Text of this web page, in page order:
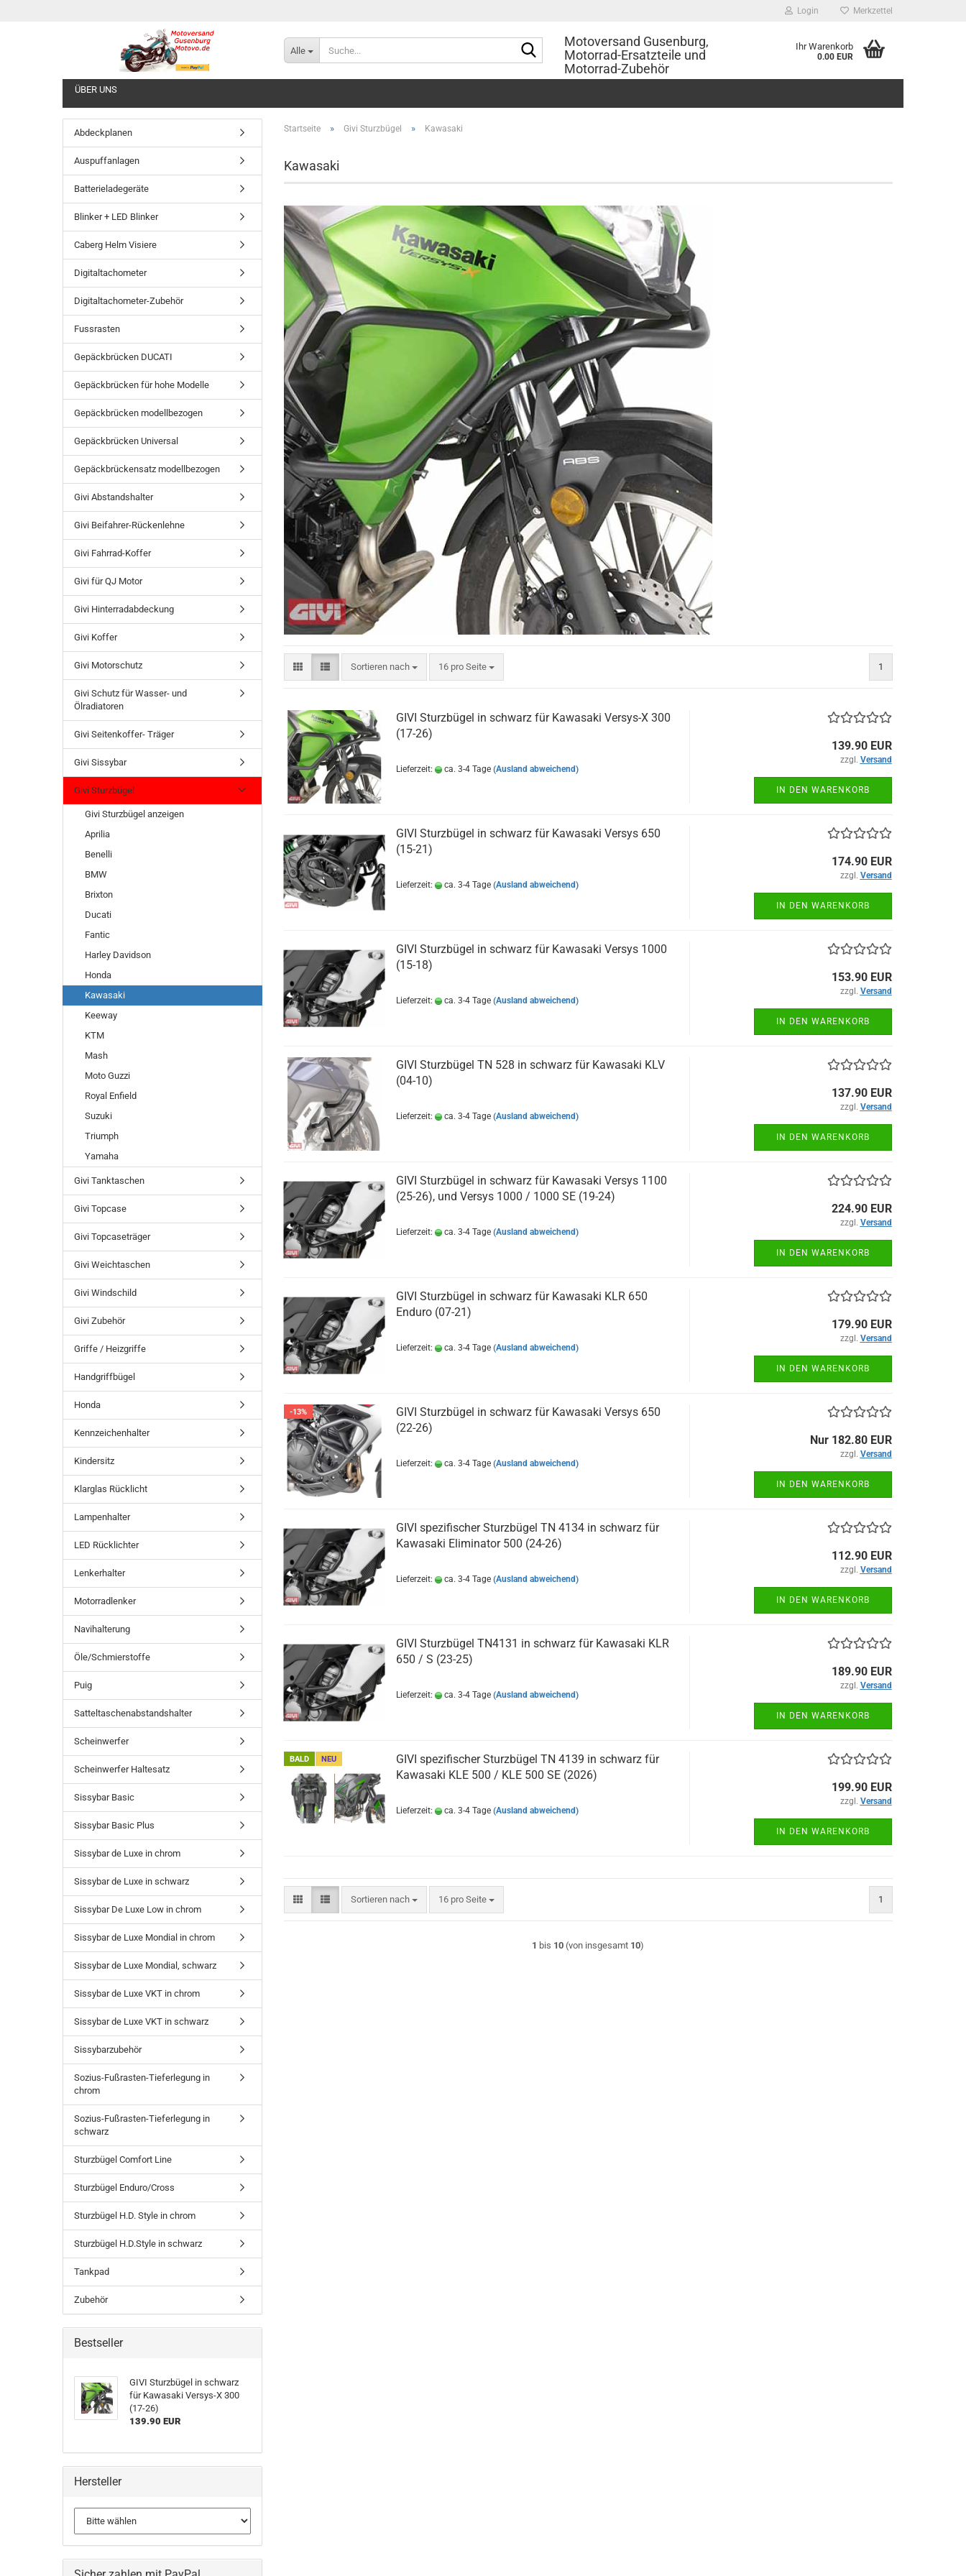
Login Merkzettel
Alle
Suche...Motoversand Gusenburg,
Motorrad-Ersatzteile und
Motorrad-Zubehör
Ihr Warenkorb
0.00 EUR
ÜBER UNS
Startseite » Givi Sturzbügel » Kawasaki
Kawasaki
Sortieren nach
Sortieren nach 16 pro Seite
pro Seite 1
GIVI Sturzbügel in schwarz für Kawasaki Versys-X 300
(17-26)
Lieferzeit: ca. 3-4 Tage (Ausland abweichend)
139.90 EUR
zzgl. Versand
IN DEN WARENKORB
GIVI Sturzbügel in schwarz für Kawasaki Versys 650
(15-21)
Lieferzeit: ca. 3-4 Tage (Ausland abweichend)
174.90 EUR
zzgl. Versand
IN DEN WARENKORB
GIVI Sturzbügel in schwarz für Kawasaki Versys 1000
(15-18)
Lieferzeit: ca. 3-4 Tage (Ausland abweichend)
153.90 EUR
zzgl. Versand
IN DEN WARENKORB
GIVI Sturzbügel TN 528 in schwarz für Kawasaki KLV
(04-10)
Lieferzeit: ca. 3-4 Tage (Ausland abweichend)
137.90 EUR
zzgl. Versand
IN DEN WARENKORB
GIVI Sturzbügel in schwarz für Kawasaki Versys 1100
(25-26), und Versys 1000 / 1000 SE (19-24)
Lieferzeit: ca. 3-4 Tage (Ausland abweichend)
224.90 EUR
zzgl. Versand
IN DEN WARENKORB
GIVI Sturzbügel in schwarz für Kawasaki KLR 650
Enduro (07-21)
Lieferzeit: ca. 3-4 Tage (Ausland abweichend)
179.90 EUR
zzgl. Versand
IN DEN WARENKORB
-13%
GIVI Sturzbügel in schwarz für Kawasaki Versys 650
(22-26)
Lieferzeit: ca. 3-4 Tage (Ausland abweichend)
Nur 182.80 EUR
zzgl. Versand
IN DEN WARENKORB
GIVI spezifischer Sturzbügel TN 4134 in schwarz für
Kawasaki Eliminator 500 (24-26)
Lieferzeit: ca. 3-4 Tage (Ausland abweichend)
112.90 EUR
zzgl. Versand
IN DEN WARENKORB
GIVI Sturzbügel TN4131 in schwarz für Kawasaki KLR
650 / S (23-25)
Lieferzeit: ca. 3-4 Tage (Ausland abweichend)
189.90 EUR
zzgl. Versand
IN DEN WARENKORB
BALD NEU
GIVI spezifischer Sturzbügel TN 4139 in schwarz für
Kawasaki KLE 500 / KLE 500 SE (2026)
Lieferzeit: ca. 3-4 Tage (Ausland abweichend)
199.90 EUR
zzgl. Versand
IN DEN WARENKORB
Sortieren nach
Sortieren nach 16 pro Seite
pro Seite 1
1 bis 10 (von insgesamt 10)
Abdeckplanen
Auspuffanlagen
Batterieladegeräte
Blinker + LED Blinker
Caberg Helm Visiere
Digitaltachometer
Digitaltachometer-Zubehör
Fussrasten
Gepäckbrücken DUCATI
Gepäckbrücken für hohe Modelle
Gepäckbrücken modellbezogen
Gepäckbrücken Universal
Gepäckbrückensatz modellbezogen
Givi Abstandshalter
Givi Beifahrer-Rückenlehne
Givi Fahrrad-Koffer
Givi für QJ Motor
Givi Hinterradabdeckung
Givi Koffer
Givi Motorschutz
Givi Schutz für Wasser- und
Ölradiatoren
Givi Seitenkoffer- Träger
Givi Sissybar
Givi Sturzbügel
Givi Sturzbügel anzeigen
Aprilia
Benelli
BMW
Brixton
Ducati
Fantic
Harley Davidson
Honda
Kawasaki
Keeway
KTM
Mash
Moto Guzzi
Royal Enfield
Suzuki
Triumph
Yamaha
Givi Tanktaschen
Givi Topcase
Givi Topcaseträger
Givi Weichtaschen
Givi Windschild
Givi Zubehör
Griffe / Heizgriffe
Handgriffbügel
Honda
Kennzeichenhalter
Kindersitz
Klarglas Rücklicht
Lampenhalter
LED Rücklichter
Lenkerhalter
Motorradlenker
Navihalterung
Öle/Schmierstoffe
Puig
Satteltaschenabstandshalter
Scheinwerfer
Scheinwerfer Haltesatz
Sissybar Basic
Sissybar Basic Plus
Sissybar de Luxe in chrom
Sissybar de Luxe in schwarz
Sissybar De Luxe Low in chrom
Sissybar de Luxe Mondial in chrom
Sissybar de Luxe Mondial, schwarz
Sissybar de Luxe VKT in chrom
Sissybar de Luxe VKT in schwarz
Sissybarzubehör
Sozius-Fußrasten-Tieferlegung in
chrom
Sozius-Fußrasten-Tieferlegung in
schwarz
Sturzbügel Comfort Line
Sturzbügel Enduro/Cross
Sturzbügel H.D. Style in chrom
Sturzbügel H.D.Style in schwarz
Tankpad
Zubehör
Bestseller
GIVI Sturzbügel in schwarz
für Kawasaki Versys-X 300
(17-26)
139.90 EUR
Hersteller